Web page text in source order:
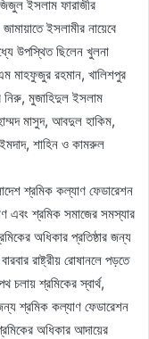
ইসলাম ফারাজীর
ইসলামীর নায়েবে
উপস্থিত ছিলেন খুলনা
মাহফুজুর রহমান, খালিশপুর
নিরু, মুজাহিদুল ইসলাম
মাসুদ, আবদুল হাকিম,
শাহিন ও কামরুল
শ্রমিক কল্যাণ ফেডারেশন
এবং শ্রমিক সমাজের সমস্যার
অধিকার প্রতিষ্ঠার জন্য
রাষ্ট্রীয় রোষানলে পড়তে
চলায় শ্রমিকের স্বার্থ,
শ্রমিক কল্যাণ ফেডারেশন
অধিকার আদায়ের